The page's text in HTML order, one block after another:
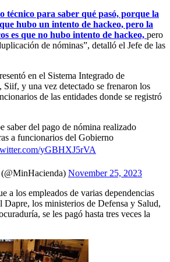
técnico para saber qué pasó, porque la
hubo un intento de hackeo, pero la
es que no hubo intento de hackeo, pero
de nóminas”, detalló el Jefe de las
en el Sistema Integrado de
y una vez detectado se frenaron los
de las entidades donde se registró
saber del pago de nómina realizado
a funcionarios del Gobierno
yGBHXJ5rVA
November 25, 2023
a los empleados de varias dependencias
Dapre, los ministerios de Defensa y Salud,
se les pagó hasta tres veces la